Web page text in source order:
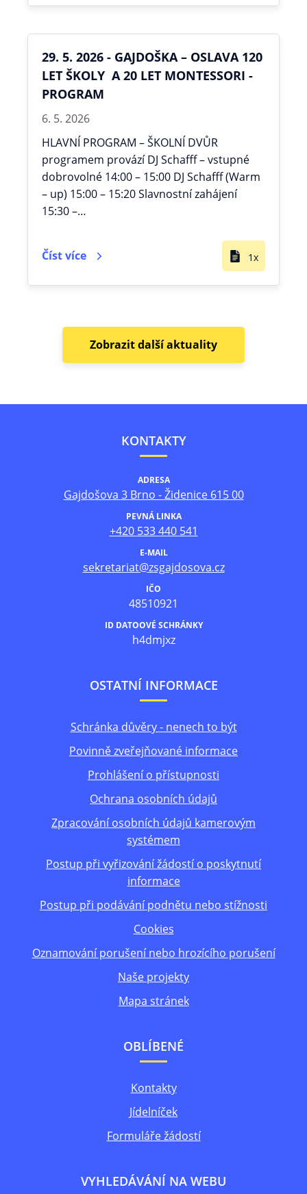
29. 5. 2026 - GAJDOŠKA – OSLAVA 120
LET ŠKOLY A 20 LET MONTESSORI -
PROGRAM
6. 5. 2026
HLAVNÍ PROGRAM – ŠKOLNÍ DVŮR
programem provází DJ Schafff – vstupné
dobrovolné 14:00 – 15:00 DJ Schafff (Warm
– up) 15:00 – 15:20 Slavnostní zahájení
15:30 –…
Číst více 1x
Zobrazit další aktuality
KONTAKTY
ADRESA
Gajdošova 3 Brno - Židenice 615 00
PEVNÁ LINKA
+420 533 440 541
E-MAIL
sekretariat@zsgajdosova.cz
IČO
48510921
ID DATOOVÉ SCHRÁNKY
h4dmjxz
OSTATNÍ INFORMACE
Schránka důvěry - nenech to být
Povinně zveřejňované informace
Prohlášení o přístupnosti
Ochrana osobních údajů
Zpracování osobních údajů kamerovým
systémem
Postup při vyřizování žádostí o poskytnutí
informace
Postup při podávání podnětu nebo stížnosti
Cookies
Oznamování porušení nebo hrozícího porušení
Naše projekty
Mapa stránek
OBLÍBENÉ
Kontakty
Jídelníček
Formuláře žádostí
VYHLEDÁVÁNÍ NA WEBU